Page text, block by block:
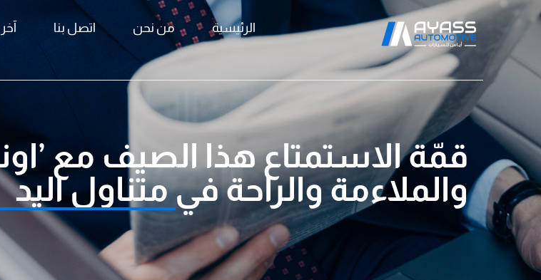
الرئيسية من نحن اتصل بنا آخر
قمّة الاستمتاع هذا الصيف مع
والملاءمة والراحة في متناول اليد